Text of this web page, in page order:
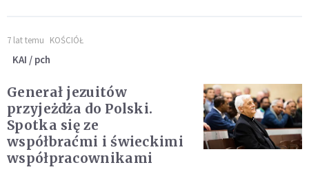
7 lat temu KOŚCIÓŁ
KAI / pch
Generał jezuitów
przyjeżdża do Polski.
Spotka się ze
współbraćmi i świeckimi
współpracownikami